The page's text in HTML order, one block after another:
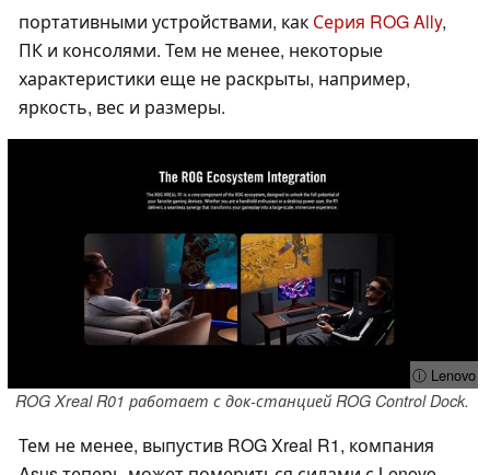
портативными устройствами, как Серия ROG Ally,
ПК и консолями. Тем не менее, некоторые
характеристики еще не раскрыты, например,
яркость, вес и размеры.
ⓘ Lenovo
ROG Xreal R01 работает с док-станцией ROG Control Dock.
Тем не менее, выпустив ROG Xreal R1, компания